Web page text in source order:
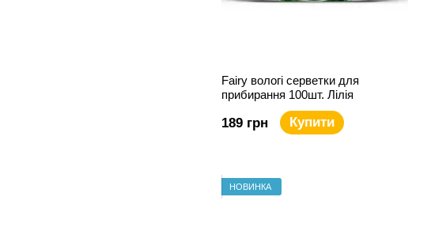
Fairy вологі серветки для
прибирання 100шт. Лілія
189 грн Купити
НОВИНКА